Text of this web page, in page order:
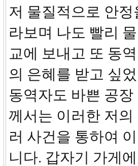
저 물질적으로 안
라보며 나도 빨리
교에 보내고 또 동
의 은혜를 받고 싶
동역자도 바쁜 공
께서는 이러한 저
러 사건을 통하여
니다. 갑자기 가게